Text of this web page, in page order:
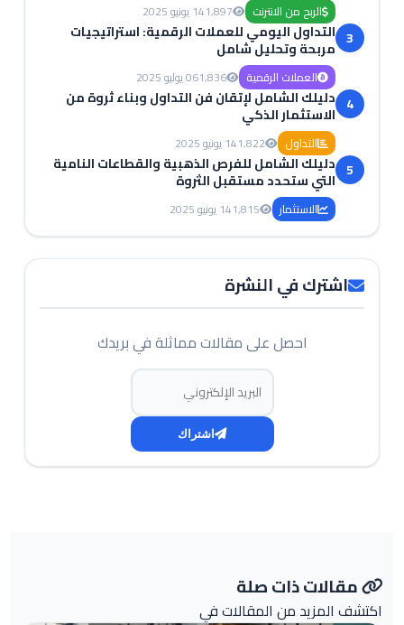
الربح من الانترنت 1,89714 يونيو 2025
3 التداول اليومي للعملات الرقمية: استراتيجيات
مربحة وتحليل شامل
العملات الرقمية 1,83606 يوليو 2025
4 دليلك الشامل لإتقان فن التداول وبناء ثروة من
الاستثمار الذكي
التداول 1,82214 يونيو 2025
5 دليلك الشامل للفرص الذهبية والقطاعات النامية
التي ستحدد مستقبل الثروة
الاستثمار 1,81514 يونيو 2025
اشترك في النشرة
احصل على مقالات مماثلة في بريدك
البريد الإلكتروني
اشتراك
مقالات ذات صلة
اكتشف المزيد من المقالات في